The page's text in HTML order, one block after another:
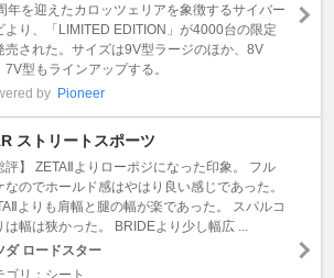
年を迎えたカロッツェリアを象徴するサイバー
より、「LIMITED EDITION」が4000台の限定
売された。サイズは9V型ラージのほか、8V
7V型もラインアップする。
by Pioneer
ストリートスポーツ
評】 ZETAⅡよりローポジになった印象。 フル
なのでホールド感はやはり良い感じであった。
よりも肩幅と腿の幅が楽であった。 スパルコ
は幅は狭かった。 BRIDEより少し幅広 ...
ダ ロードスター
ゴリ：シート